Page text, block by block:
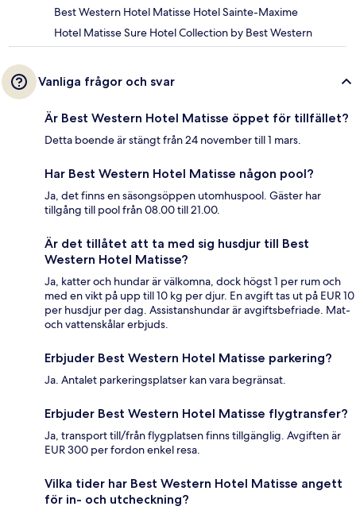
Best Western Hotel Matisse Hotel Sainte-Maxime
Hotel Matisse Sure Hotel Collection by Best Western
Vanliga frågor och svar
Är Best Western Hotel Matisse öppet för tillfället?
Detta boende är stängt från 24 november till 1 mars.
Har Best Western Hotel Matisse någon pool?
Ja, det finns en säsongsöppen utomhuspool. Gäster har
tillgång till pool från 08.00 till 21.00.
Är det tillåtet att ta med sig husdjur till Best
Western Hotel Matisse?
Ja, katter och hundar är välkomna, dock högst 1 per rum och
med en vikt på upp till 10 kg per djur. En avgift tas ut på EUR 10
per husdjur per dag. Assistanshundar är avgiftsbefriade. Mat-
och vattenskålar erbjuds.
Erbjuder Best Western Hotel Matisse parkering?
Ja. Antalet parkeringsplatser kan vara begränsat.
Erbjuder Best Western Hotel Matisse flygtransfer?
Ja, transport till/från flygplatsen finns tillgänglig. Avgiften är
EUR 300 per fordon enkel resa.
Vilka tider har Best Western Hotel Matisse angett
för in- och utcheckning?